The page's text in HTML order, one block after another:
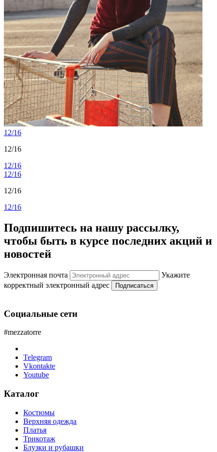
12/16
12/16
12/16
12/16
12/16
12/16
Подпишитесь на нашу рассылку,
чтобы быть в курсе последних акций и
новостей
Электронная почта
Укажите
корректный электронный адрес
Подписаться
Социальные сети
#mezzatorre
Telegram
Vkontakte
Youtube
Каталог
Костюмы
Верхняя одежда
Платья
Трикотаж
Блузки и рубашки